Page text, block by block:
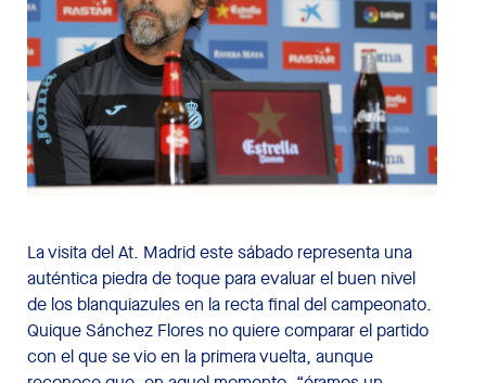
La visita del At. Madrid este sábado representa una
auténtica piedra de toque para evaluar el buen nivel
de los blanquiazules en la recta final del campeonato.
Quique Sánchez Flores no quiere comparar el partido
con el que se vio en la primera vuelta, aunque